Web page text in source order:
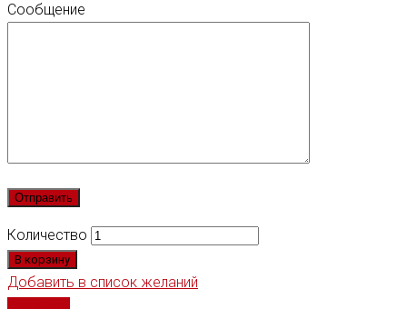
Сообщение
Количество
В корзину
Добавить в список желаний